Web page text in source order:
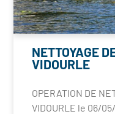
NETTOYAGE
VIDOURLE
OPERATION DE
VIDOURLE le 06/